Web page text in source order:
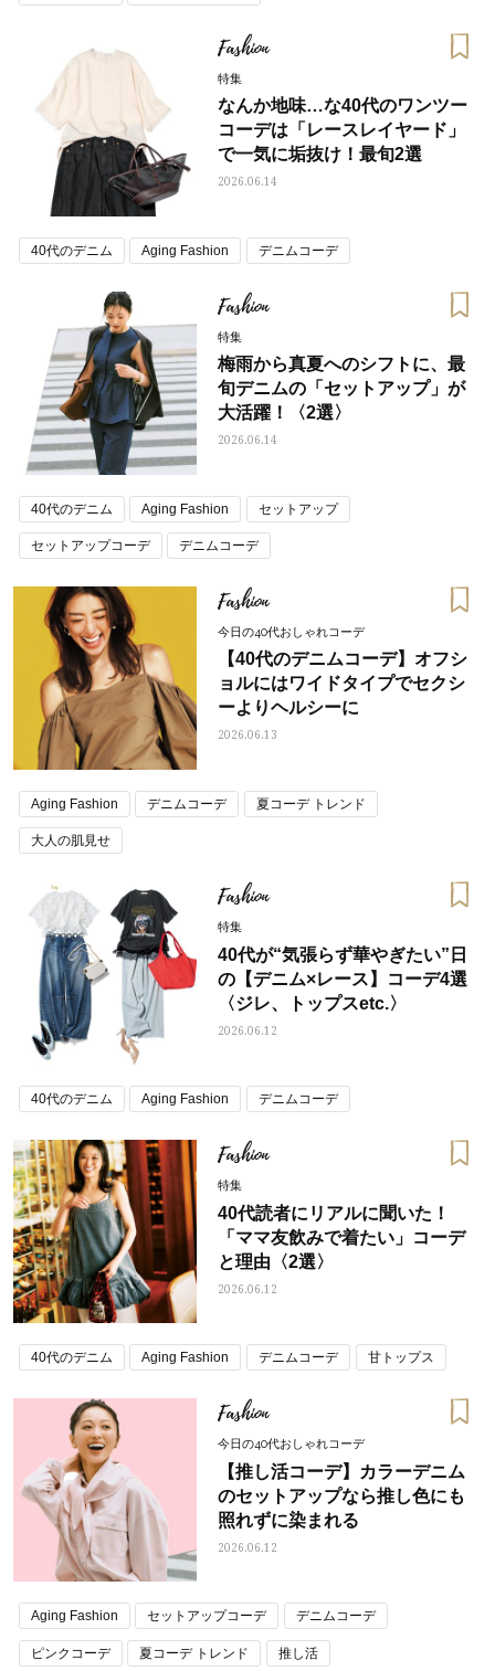
Fashion
特集
なんか地味…な40代のワンツー
コーデは「レースレイヤード」
で一気に垢抜け！最旬2選
2026.06.14
40代のデニム Aging Fashion デニムコーデ
Fashion
特集
梅雨から真夏へのシフトに、最
旬デニムの「セットアップ」が
大活躍！〈2選〉
2026.06.14
40代のデニム Aging Fashion セットアップ
セットアップコーデ デニムコーデ
Fashion
今日の40代おしゃれコーデ
【40代のデニムコーデ】オフシ
ョルにはワイドタイプでセクシ
ーよりヘルシーに
2026.06.13
Aging Fashion デニムコーデ 夏コーデ トレンド
大人の肌見せ
Fashion
特集
40代が“気張らず華やぎたい”日
の【デニム×レース】コーデ4選
〈ジレ、トップスetc.〉
2026.06.12
40代のデニム Aging Fashion デニムコーデ
Fashion
特集
40代読者にリアルに聞いた！
「ママ友飲みで着たい」コーデ
と理由〈2選〉
2026.06.12
40代のデニム Aging Fashion デニムコーデ 甘トップス
Fashion
今日の40代おしゃれコーデ
【推し活コーデ】カラーデニム
のセットアップなら推し色にも
照れずに染まれる
2026.06.12
Aging Fashion セットアップコーデ デニムコーデ
ピンクコーデ 夏コーデ トレンド 推し活